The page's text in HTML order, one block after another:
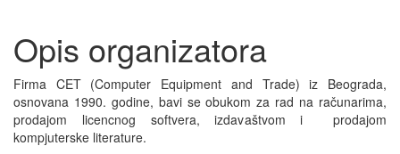
Opis organizatora
Firma CET (Computer Equipment and Trade) iz Beograda,
osnovana 1990. godine, bavi se obukom za rad na računarima,
prodajom licencnog softvera, izdavaštvom i prodajom
kompjuterske literature.